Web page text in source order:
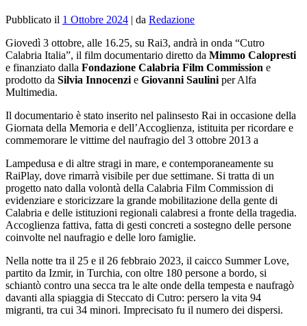
Pubblicato il 1 Ottobre 2024 | da Redazione
Giovedì 3 ottobre, alle 16.25, su Rai3, andrà in onda “Cutro
Calabria Italia”, il film documentario diretto da Mimmo Calopresti
e finanziato dalla Fondazione Calabria Film Commission e
prodotto da Silvia Innocenzi e Giovanni Saulini per Alfa
Multimedia.
Il documentario è stato inserito nel palinsesto Rai in occasione della
Giornata della Memoria e dell’Accoglienza, istituita per ricordare e
commemorare le vittime del naufragio del 3 ottobre 2013 a
Lampedusa e di altre stragi in mare, e contemporaneamente su
RaiPlay, dove rimarrà visibile per due settimane. Si tratta di un
progetto nato dalla volontà della Calabria Film Commission di
evidenziare e storicizzare la grande mobilitazione della gente di
Calabria e delle istituzioni regionali calabresi a fronte della tragedia.
Accoglienza fattiva, fatta di gesti concreti a sostegno delle persone
coinvolte nel naufragio e delle loro famiglie.
Nella notte tra il 25 e il 26 febbraio 2023, il caicco Summer Love,
partito da Izmir, in Turchia, con oltre 180 persone a bordo, si
schiantò contro una secca tra le alte onde della tempesta e naufragò
davanti alla spiaggia di Steccato di Cutro: persero la vita 94
migranti, tra cui 34 minori. Imprecisato fu il numero dei dispersi.